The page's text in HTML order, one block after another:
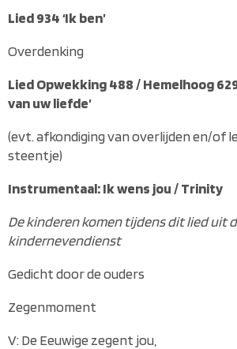
Lied 934 ‘Ik ben’
Overdenking
Lied Opwekking 488 / Hemelhoog
van uw liefde’
(evt. afkondiging van overlijden en/of
steentje)
Instrumentaal: Ik wens jou / Trinity
De kinderen komen tijdens dit lied uit
kindernevendienst
Gedicht door de ouders
Zegenmoment
V: De Eeuwige zegent jou,